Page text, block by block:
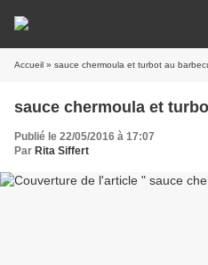
Accueil » sauce chermoula et turbot au
sauce chermoula et
Publié le 22/05/2016 à 17:07
Par Rita Siffert